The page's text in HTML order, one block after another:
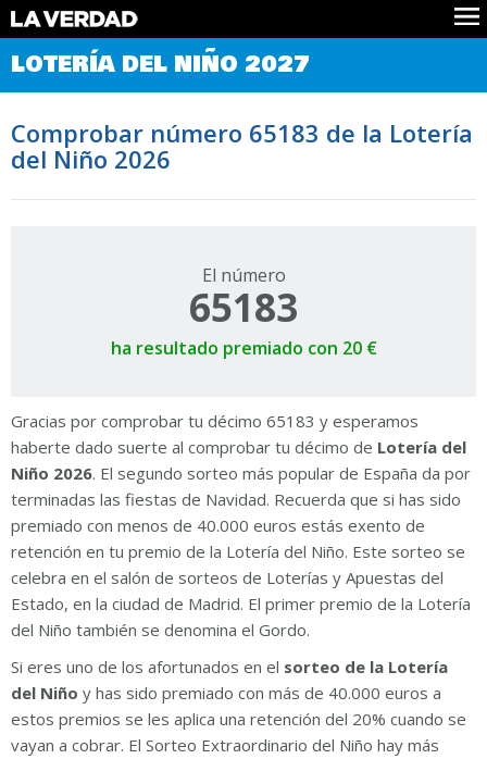
Comprobar Loteria del Niño
Premios
Noticias
Datos
Historia
LOTERÍA DEL NIÑO 2027
Comprobar número 65183 de la Lotería
del Niño 2026
El número
65183
ha resultado premiado con 20 €
Gracias por comprobar tu décimo 65183 y esperamos
haberte dado suerte al comprobar tu décimo de Lotería del
Niño 2026. El segundo sorteo más popular de España da por
terminadas las fiestas de Navidad. Recuerda que si has sido
premiado con menos de 40.000 euros estás exento de
retención en tu premio de la Lotería del Niño. Este sorteo se
celebra en el salón de sorteos de Loterías y Apuestas del
Estado, en la ciudad de Madrid. El primer premio de la Lotería
del Niño también se denomina el Gordo.
Si eres uno de los afortunados en el sorteo de la Lotería
del Niño y has sido premiado con más de 40.000 euros a
estos premios se les aplica una retención del 20% cuando se
vayan a cobrar. El Sorteo Extraordinario del Niño hay más